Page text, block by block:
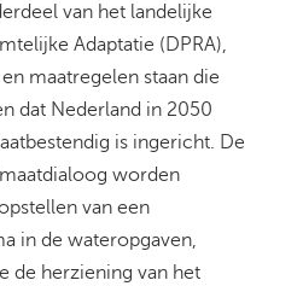
van het landelijke
Adaptatie (DPRA),
maatregelen staan die
dat Nederland in 2050
is ingericht. De
worden
van een
in de wateropgaven,
de herziening van het